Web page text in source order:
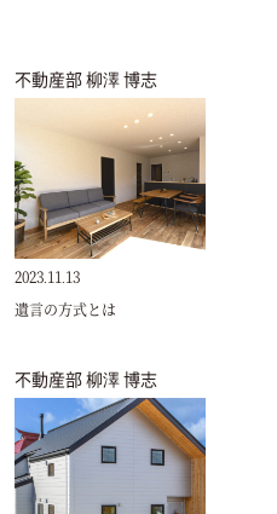
不動産部 柳澤 博志
2023.11.13
遺言の方式とは
不動産部 柳澤 博志